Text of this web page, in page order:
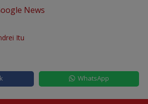
News
Itu
WhatsApp